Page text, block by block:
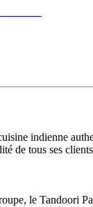
indienne
de tous ses
le Tandoori